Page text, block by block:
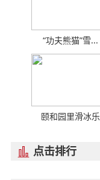
“功夫熊猫”雪...
颐和园里滑冰乐
 点击排行